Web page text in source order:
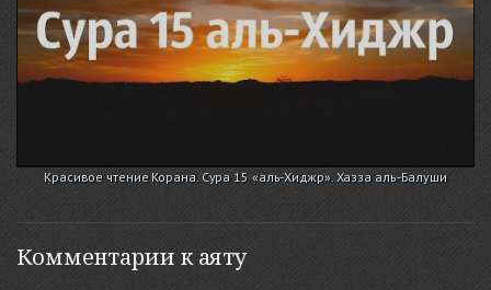
Красивое чтение Корана. Сура 15 «аль-Хиджр». Хазза аль-Балуши
Комментарии к аяту